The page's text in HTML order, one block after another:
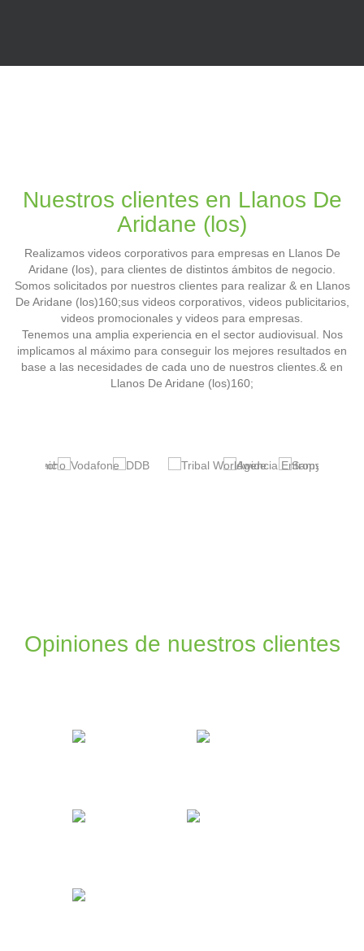
Nuestros clientes en Llanos De
Aridane (los)
Realizamos videos corporativos para empresas en Llanos De
Aridane (los), para clientes de distintos ámbitos de negocio.
Somos solicitados por nuestros clientes para realizar & en Llanos
De Aridane (los)160;sus videos corporativos, videos publicitarios,
videos promocionales y videos para empresas.
Tenemos una amplia experiencia en el sector audiovisual. Nos
implicamos al máximo para conseguir los mejores resultados en
base a las necesidades de cada uno de nuestros clientes.& en
Llanos De Aridane (los)160;
Opiniones de nuestros clientes